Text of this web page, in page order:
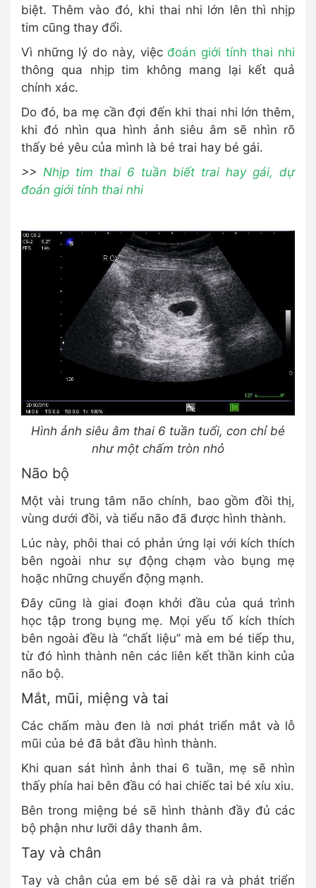
biệt. Thêm vào đó, khi thai nhi lớn lên thì nhịp
tim cũng thay đổi.
Vì những lý do này, việc đoán giới tính thai nhi
thông qua nhịp tim không mang lại kết quả
chính xác.
Do đó, ba mẹ cần đợi đến khi thai nhi lớn thêm,
khi đó nhìn qua hình ảnh siêu âm sẽ nhìn rõ
thấy bé yêu của mình là bé trai hay bé gái.
>> Nhịp tim thai 6 tuần biết trai hay gái, dự
đoán giới tính thai nhi
Hình ảnh siêu âm thai 6 tuần tuổi, con chỉ bé
như một chấm tròn nhỏ
Não bộ
Một vài trung tâm não chính, bao gồm đồi thị,
vùng dưới đồi, và tiểu não đã được hình thành.
Lúc này, phôi thai có phản ứng lại với kích thích
bên ngoài như sự động chạm vào bụng mẹ
hoặc những chuyển động mạnh.
Đây cũng là giai đoạn khởi đầu của quá trình
học tập trong bụng mẹ. Mọi yếu tố kích thích
bên ngoài đều là “chất liệu” mà em bé tiếp thu,
từ đó hình thành nên các liên kết thần kinh của
não bộ.
Mắt, mũi, miệng và tai
Các chấm màu đen là nơi phát triển mắt và lỗ
mũi của bé đã bắt đầu hình thành.
Khi quan sát hình ảnh thai 6 tuần, mẹ sẽ nhìn
thấy phía hai bên đầu có hai chiếc tai bé xíu xiu.
Bên trong miệng bé sẽ hình thành đầy đủ các
bộ phận như lưỡi dây thanh âm.
Tay và chân
Tay và chân của em bé sẽ dài ra và phát triển